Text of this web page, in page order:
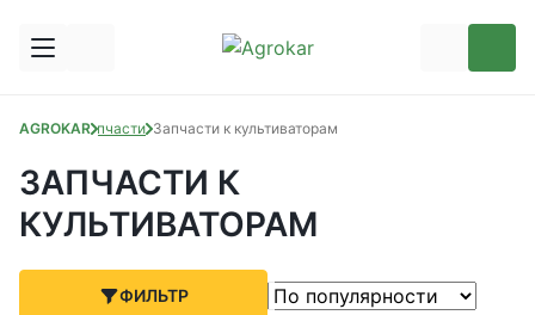
AGROKARЗапчасти Запчасти к культиваторам
ЗАПЧАСТИ К
КУЛЬТИВАТОРАМ
ФИЛЬТР